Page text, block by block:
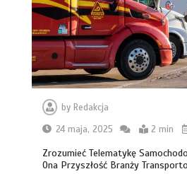
by Redakcja
24 maja, 2025
2 min
Zrozumieć Telematykę
Ona Przyszłość Branży